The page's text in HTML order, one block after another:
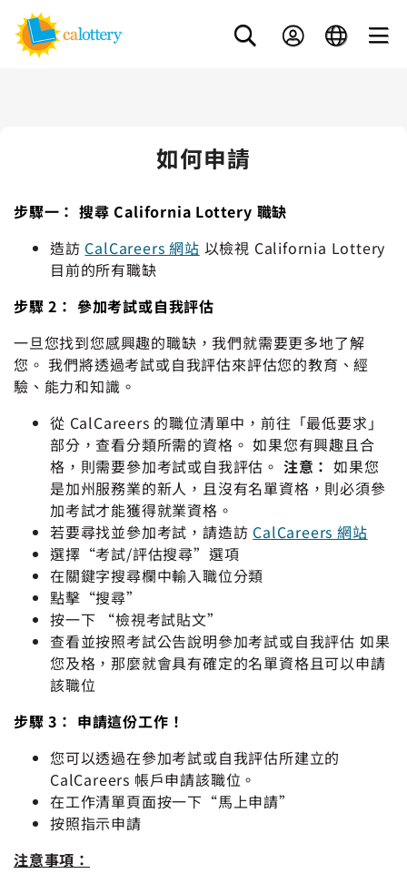
如何申請
步驟一： 搜尋 California Lottery 職缺
造訪 CalCareers 網站 以檢視 California Lottery
目前的所有職缺
步驟 2： 參加考試或自我評估
一旦您找到您感興趣的職缺，我們就需要更多地了解
您。 我們將透過考試或自我評估來評估您的教育、經
驗、能力和知識。
從 CalCareers 的職位清單中，前往「最低要求」
部分，查看分類所需的資格。 如果您有興趣且合
格，則需要參加考試或自我評估。 注意： 如果您
是加州服務業的新人，且沒有名單資格，則必須參
加考試才能獲得就業資格。
若要尋找並參加考試，請造訪 CalCareers 網站
選擇“考試/評估搜尋”選項
在關鍵字搜尋欄中輸入職位分類
點擊“搜尋”
按一下 “檢視考試貼文”
查看並按照考試公告說明參加考試或自我評估 如果
您及格，那麼就會具有確定的名單資格且可以申請
該職位
步驟 3： 申請這份工作！
您可以透過在參加考試或自我評估所建立的
CalCareers 帳戶申請該職位。
在工作清單頁面按一下“馬上申請”
按照指示申請
注意事項：